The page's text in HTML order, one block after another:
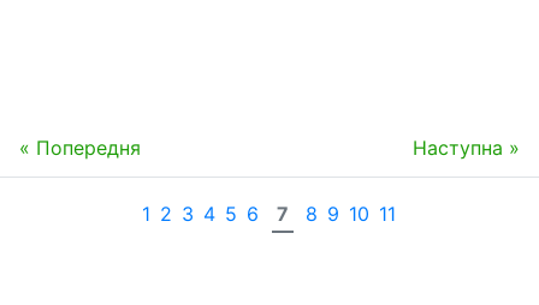
« Попередня Наступна »
1 2 3 4 5 6 7 8 9 10 11